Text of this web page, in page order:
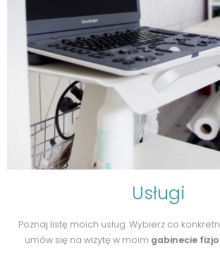
Usługi
Poznaj listę moich usług. Wybierz co
umów się na wizytę w moim gabinecie